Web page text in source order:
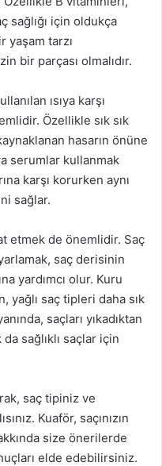
sağlığı için oldukça
yaşam tarzı
bir parçası olmalıdır.
ısıya karşı
Özellikle sık sık
hasarın önüne
serumlar kullanmak
karşı korurken aynı
sağlar.
etmek de önemlidir. Saç
saç derisinin
yardımcı olur. Kuru
yağlı saç tipleri daha sık
saçları yıkadıktan
sağlıklı saçlar için
saç tipiniz ve
Kuaför, saçınızın
size önerilerde
elde edebilirsiniz.